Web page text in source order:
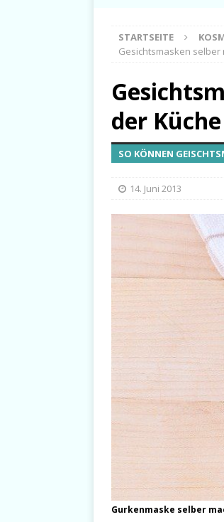
STARTSEITE
Gesichtsmasken selber
der Küche
SO KÖNNEN
14. Juni 2013
Gurkenmaske selber